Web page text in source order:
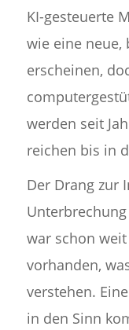
KI-gesteuerte
wie eine neue,
erscheinen,
werden seit
reichen bis in
Der Drang zur
war schon
vorhanden,
verstehen.
in den Sinn